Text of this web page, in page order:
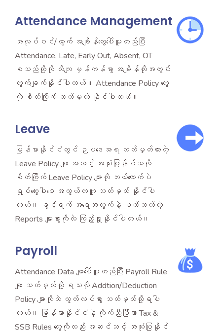
Attendance Management
အလုပ်ဝင်/ထွက် အချိန်တွေပေါ်မူတည်ပြီး
Attendance, Late, Early Out, Absent, OT
စသည်တို့ကို တိကျ မှန်ကန်စွာ အချိန်တိုအတွင်း
တွက်ချက်နိုင်ပါတယ်။ Attendance Policy တွေ
ကို စိတ်ကြိုက် သတ်မှတ် နိုင်ပါတယ်။
Leave
မြန်မာနိုင်ငံတွင် ဉပဒေအရ သတ်မှတ်ထားတဲ့
Leave Policy များ အသင့် အသုံးပြုနိုင်သလို
စိတ်ကြိုက် Leave Policy များကို ဘယ်လောက်ပဲ
ရှုပ်ထွေးပါစေ အလွယ်တကူ သတ်မှတ် နိုင်ပါ
တယ်။ ခွင့်ရက် အရေအတွက်နဲ့ ပတ်သတ်တဲ့
Reports များစွာကိုလဲ ကြည့်ရှုနိုင်ပါတယ်။
Payroll
Attendance Data များပေါ်မူတည်ပြီး Payroll Rule
များ သတ်မှတ်လို့ ရသလို Addtion/Deduction
Policy များကိုလဲ လွတ်လပ်စွာ သတ်မှတ်လို့ရပါ
တယ်။ မြန်မာနိုင်ငံနဲ့ ကိုက်ညီပြီးသား Tax &
SSB Rules တွေကိုလည်း အဆင်သင့် အသုံးပြုနိုင်